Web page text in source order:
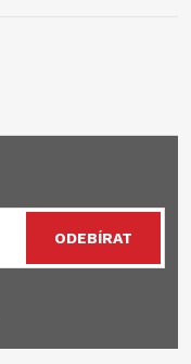
ODEBÍRAT